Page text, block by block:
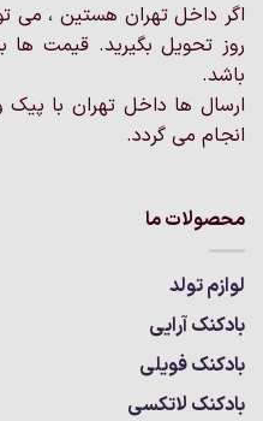
محصول
انتخاب
روز تحویل بگیرید. قیمت
باشد.
ارسال ها داخل تهران با
انجام می گردد.
محصولات ما
لوازم تولد
بادکنک آرایی
بادکنک فویلی
بادکنک لاتکسی